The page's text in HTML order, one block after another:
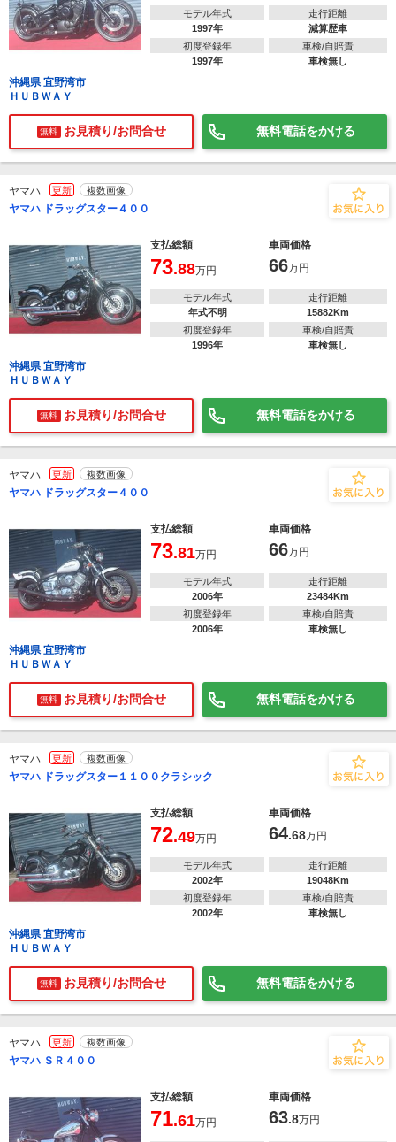
モデル年式
1997年
走行距離
減算歴車
初度登録年
1997年
車検/自賠責
車検無し
沖縄県 宜野湾市
ＨＵＢＷＡＹ
無料 お見積り/お問合せ 無料電話をかける
ヤマハ 更新 複数画像
ヤマハ ドラッグスター４００
支払総額 車両価格
73.88万円 66万円
モデル年式
年式不明
走行距離
15882Km
初度登録年
1996年
車検/自賠責
車検無し
沖縄県 宜野湾市
ＨＵＢＷＡＹ
無料 お見積り/お問合せ 無料電話をかける
ヤマハ 更新 複数画像
ヤマハ ドラッグスター４００
支払総額 車両価格
73.81万円 66万円
モデル年式
2006年
走行距離
23484Km
初度登録年
2006年
車検/自賠責
車検無し
沖縄県 宜野湾市
ＨＵＢＷＡＹ
無料 お見積り/お問合せ 無料電話をかける
ヤマハ 更新 複数画像
ヤマハ ドラッグスター１１００クラシック
支払総額 車両価格
72.49万円 64.68万円
モデル年式
2002年
走行距離
19048Km
初度登録年
2002年
車検/自賠責
車検無し
沖縄県 宜野湾市
ＨＵＢＷＡＹ
無料 お見積り/お問合せ 無料電話をかける
ヤマハ 更新 複数画像
ヤマハ ＳＲ４００
支払総額 車両価格
71.61万円 63.8万円